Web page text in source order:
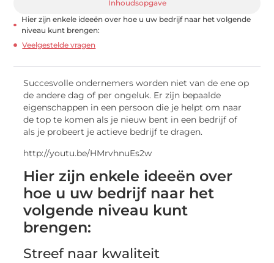
Inhoudsopgave
Hier zijn enkele ideeën over hoe u uw bedrijf naar het volgende
niveau kunt brengen:
Veelgestelde vragen
Succesvolle ondernemers worden niet van de ene op
de andere dag of per ongeluk. Er zijn bepaalde
eigenschappen in een persoon die je helpt om naar
de top te komen als je nieuw bent in een bedrijf of
als je probeert je actieve bedrijf te dragen.
http://youtu.be/HMrvhnuEs2w
Hier zijn enkele ideeën over
hoe u uw bedrijf naar het
volgende niveau kunt
brengen:
Streef naar kwaliteit